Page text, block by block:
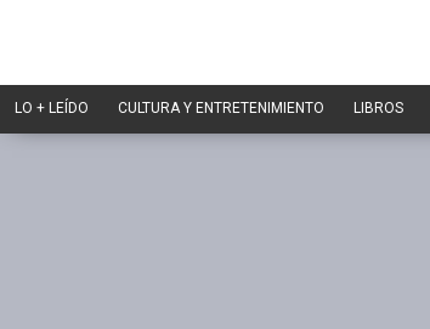
LO + LEÍDO CULTURA Y ENTRETENIMIENTO LIBROS